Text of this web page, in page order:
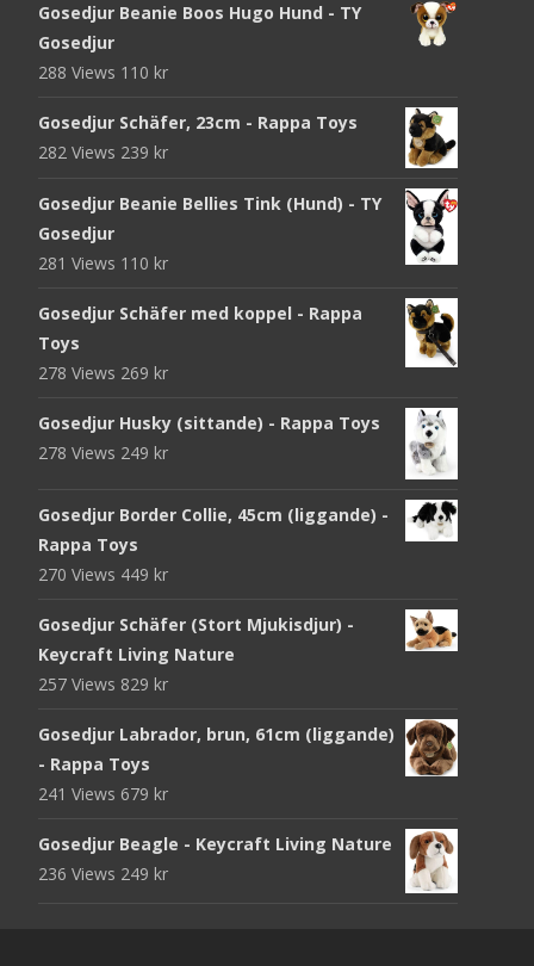
Gosedjur Beanie Boos Hugo Hund - TY
Gosedjur
288 Views 110 kr
Gosedjur Schäfer, 23cm - Rappa Toys
282 Views 239 kr
Gosedjur Beanie Bellies Tink (Hund) - TY
Gosedjur
281 Views 110 kr
Gosedjur Schäfer med koppel - Rappa
Toys
278 Views 269 kr
Gosedjur Husky (sittande) - Rappa Toys
278 Views 249 kr
Gosedjur Border Collie, 45cm (liggande) -
Rappa Toys
270 Views 449 kr
Gosedjur Schäfer (Stort Mjukisdjur) -
Keycraft Living Nature
257 Views 829 kr
Gosedjur Labrador, brun, 61cm (liggande)
- Rappa Toys
241 Views 679 kr
Gosedjur Beagle - Keycraft Living Nature
236 Views 249 kr